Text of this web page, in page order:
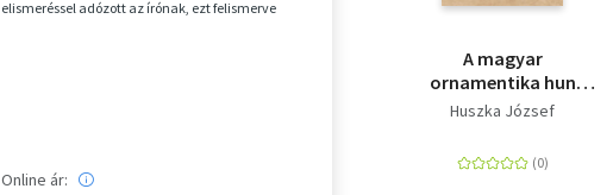
elismeréssel adózott az írónak, ezt felismerve
Online ár:
A magyar
ornamentika hun
eredete
Huszka József